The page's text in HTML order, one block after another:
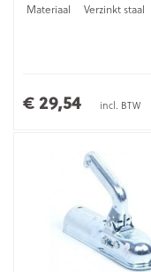
Materiaal
Verzinkt staal
€ 29,54 incl. BTW